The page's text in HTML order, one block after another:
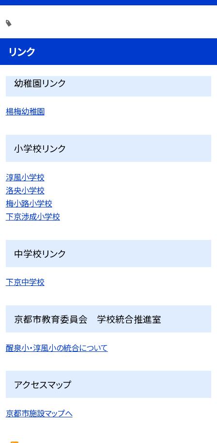
リンク
幼稚園リンク
楊梅幼稚園
小学校リンク
淳風小学校
洛央小学校
梅小路小学校
下京渉成小学校
中学校リンク
下京中学校
京都市教育委員会 学校統合推進室
醒泉小・淳風小の統合について
アクセスマップ
京都市施設マップへ